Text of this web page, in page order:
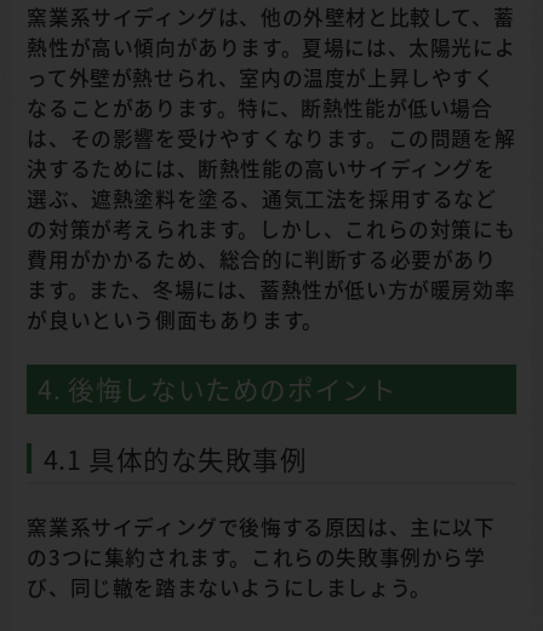
窯業系サイディングは、他の外壁材と比較して、蓄
熱性が高い傾向があります。夏場には、太陽光によ
って外壁が熱せられ、室内の温度が上昇しやすく
なることがあります。特に、断熱性能が低い場合
は、その影響を受けやすくなります。この問題を解
決するためには、断熱性能の高いサイディングを
選ぶ、遮熱塗料を塗る、通気工法を採用するなど
の対策が考えられます。しかし、これらの対策にも
費用がかかるため、総合的に判断する必要があり
ます。また、冬場には、蓄熱性が低い方が暖房効率
が良いという側面もあります。
4. 後悔しないためのポイント
4.1 具体的な失敗事例
窯業系サイディングで後悔する原因は、主に以下
の3つに集約されます。これらの失敗事例から学
び、同じ轍を踏まないようにしましょう。